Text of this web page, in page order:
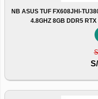
NB ASUS TUF FX608JHI-
4.8GHZ 8GB DDR5